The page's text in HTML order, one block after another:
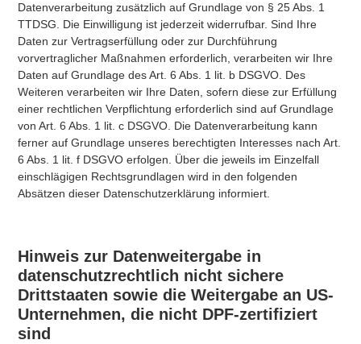
Datenverarbeitung zusätzlich auf Grundlage von § 25 Abs. 1
TTDSG. Die Einwilligung ist jederzeit widerrufbar. Sind Ihre
Daten zur Vertragserfüllung oder zur Durchführung
vorvertraglicher Maßnahmen erforderlich, verarbeiten wir Ihre
Daten auf Grundlage des Art. 6 Abs. 1 lit. b DSGVO. Des
Weiteren verarbeiten wir Ihre Daten, sofern diese zur Erfüllung
einer rechtlichen Verpflichtung erforderlich sind auf Grundlage
von Art. 6 Abs. 1 lit. c DSGVO. Die Datenverarbeitung kann
ferner auf Grundlage unseres berechtigten Interesses nach Art.
6 Abs. 1 lit. f DSGVO erfolgen. Über die jeweils im Einzelfall
einschlägigen Rechtsgrundlagen wird in den folgenden
Absätzen dieser Datenschutzerklärung informiert.
Hinweis zur Datenweitergabe in
datenschutzrechtlich nicht sichere
Drittstaaten sowie die Weitergabe an US-
Unternehmen, die nicht DPF-zertifiziert
sind